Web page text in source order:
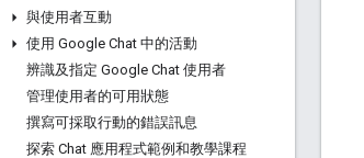
與使用者互動
使用 Google Chat 中的活動
辨識及指定 Google Chat 使用者
管理使用者的可用狀態
撰寫可採取行動的錯誤訊息
探索 Chat 應用程式範例和教學課程